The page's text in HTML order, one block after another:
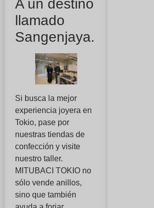
A un destino
llamado
Sangenjaya.
Si busca la mejor
experiencia joyera en
Tokio, pase por
nuestras tiendas de
confección y visite
nuestro taller.
MITUBACI TOKIO no
sólo vende anillos,
sino que también